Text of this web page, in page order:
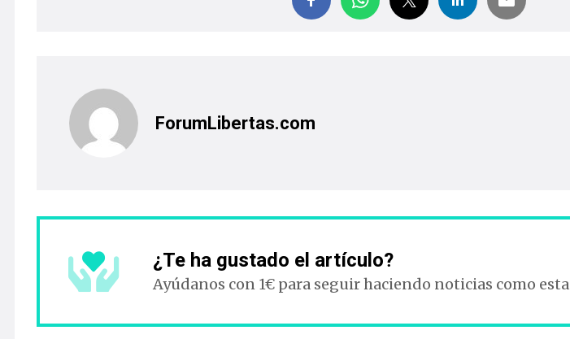
ForumLibertas.com
¿Te ha gustado el artículo?
Ayúdanos con 1€ para seguir haciendo noticias como esta